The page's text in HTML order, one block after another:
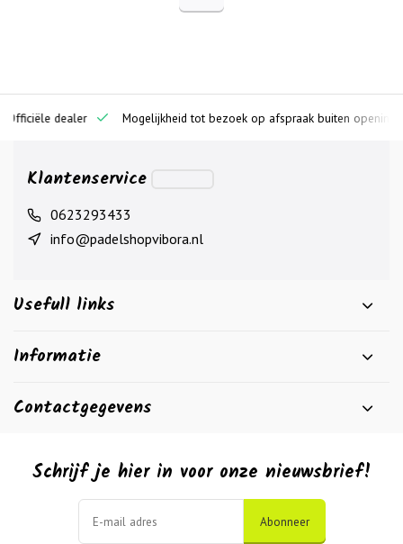
dealer Mogelijkheid tot bezoek op afspraak buiten openingstijden
Klantenservice
0623293433
info@padelshopvibora.nl
Usefull links
Informatie
Contactgegevens
Schrijf je hier in voor onze nieuwsbrief!
Abonneer